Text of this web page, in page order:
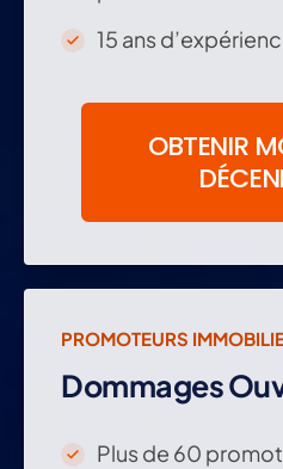
dommages-
ouvrage
15 ans
OBTENIR
PROMOTEURS
Dommages
Plus de 60